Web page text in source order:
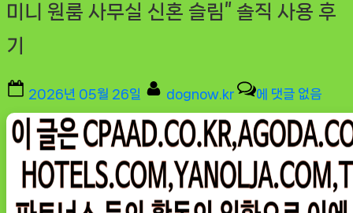
미니 원룸 사무실 신혼 슬림” 솔직 사용 후
기
Posted
on
2026년 05월 26일 By
dognow.kr
“쿠
잉
레
로
소
에 댓글 없음